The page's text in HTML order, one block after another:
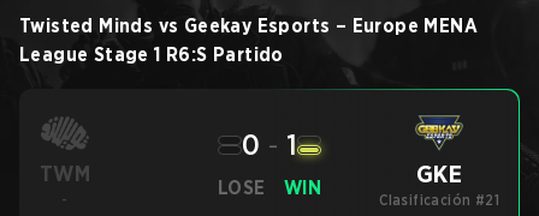
Twisted Minds vs Geekay Esports – Europe MENA
League Stage 1 R6:S Partido
TWM
-
LOSE
0 - 1
WIN GKE
Clasificación #21